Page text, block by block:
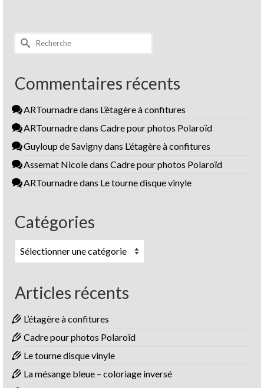
Rechercher :
Commentaires récents
ARTournadredans L’étagère à confitures
ARTournadredans Cadre pour photos Polaroïd
Guyloup de Savignydans L’étagère à confitures
Assemat Nicoledans Cadre pour photos Polaroïd
ARTournadredans Le tourne disque vinyle
Catégories
Catégories
Articles récents
L’étagère à confitures
Cadre pour photos Polaroïd
Le tourne disque vinyle
La mésange bleue – coloriage inversé